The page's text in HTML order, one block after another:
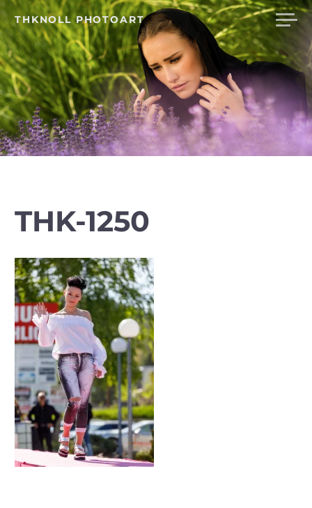
Skip
to
content
THKNOLL PHOTOART
THK-1250